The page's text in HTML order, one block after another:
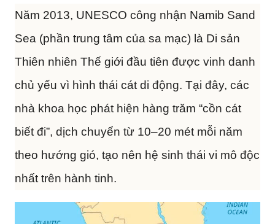
Năm 2013, UNESCO công nhận Namib Sand
Sea (phần trung tâm của sa mạc) là Di sản
Thiên nhiên Thế giới đầu tiên được vinh danh
chủ yếu vì hình thái cát di động. Tại đây, các
nhà khoa học phát hiện hàng trăm “cồn cát
biết đi”, dịch chuyển từ 10–20 mét mỗi năm
theo hướng gió, tạo nên hệ sinh thái vi mô độc
nhất trên hành tinh.